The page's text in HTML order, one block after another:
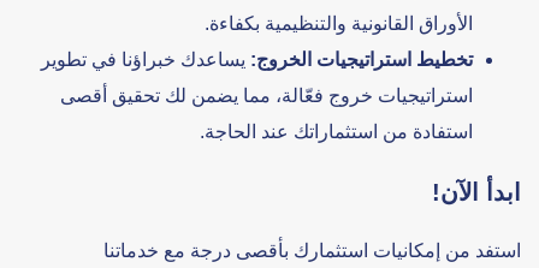
الأوراق القانونية والتنظيمية بكفاءة.
تخطيط استراتيجيات الخروج: يساعدك خبراؤنا في تطوير
استراتيجيات خروج فعّالة، مما يضمن لك تحقيق أقصى
استفادة من استثماراتك عند الحاجة.
ابدأ الآن!
استفد من إمكانيات استثمارك بأقصى درجة مع خدماتنا